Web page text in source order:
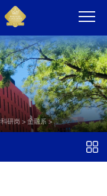
研岗>金融系>正文